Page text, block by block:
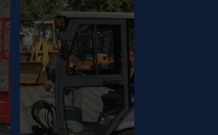
CLEANING
MACHINES
GUIDE
Découvrez les différents
types de machines de